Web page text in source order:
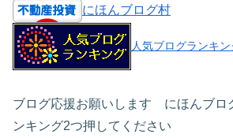
にほんブログ村
人気ブログランキン
ブログ応援お願いします にほんブロ
ンキング2つ押してください